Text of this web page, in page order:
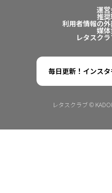
運
推
利用者情報の
媒
レタスク
毎日更新！インスタ
レタスクラブ ©